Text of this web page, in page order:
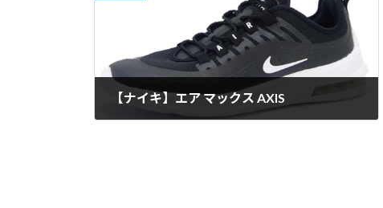
【ナイキ】エア マックス AXIS